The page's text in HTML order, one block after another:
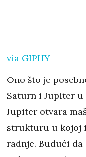
via GIPHY
Ono što je
Saturn i Jupiter u
Jupiter otvara
strukturu u kojoj
radnje. Budući da